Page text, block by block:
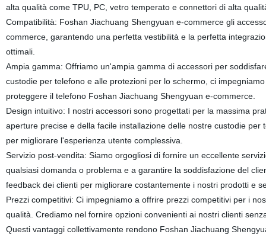
alta qualità come TPU, PC, vetro temperato e connettori di alta
Compatibilità: Foshan Jiachuang Shengyuan e-commerce gli
commerce, garantendo una perfetta vestibilità e la perfetta
ottimali.
Ampia gamma: Offriamo un'ampia gamma di accessori per
custodie per telefono e alle protezioni per lo schermo, ci
proteggere il telefono Foshan Jiachuang Shengyuan e-commerce.
Design intuitivo: I nostri accessori sono progettati per la massima
aperture precise e della facile installazione delle nostre custodie
per migliorare l'esperienza utente complessiva.
Servizio post-vendita: Siamo orgogliosi di fornire un eccellente
qualsiasi domanda o problema e a garantire la soddisfazione del
feedback dei clienti per migliorare costantemente i nostri prodotti e
Prezzi competitivi: Ci impegniamo a offrire prezzi competitivi per i
qualità. Crediamo nel fornire opzioni convenienti ai nostri clienti
Questi vantaggi collettivamente rendono Foshan Jiachuang